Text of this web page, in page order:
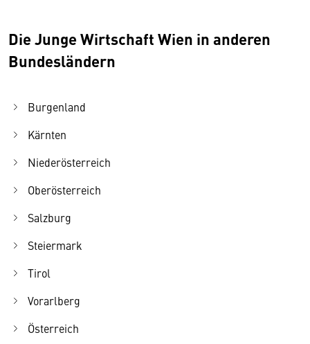
Die Junge Wirtschaft Wien in anderen
Bundesländern
Burgenland
Kärnten
Niederösterreich
Oberösterreich
Salzburg
Steiermark
Tirol
Vorarlberg
Österreich